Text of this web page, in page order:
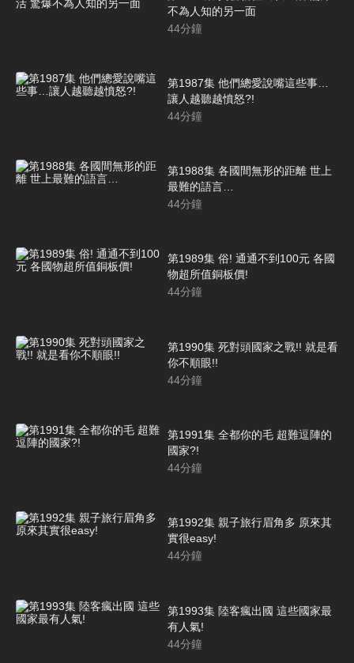
不為人知的另一面
44分鐘
第1987集 他們總愛說嘴這些事…
讓人越聽越憤怒?!
44分鐘
第1988集 各國間無形的距離 世上
最難的語言…
44分鐘
第1989集 俗! 通通不到100元 各國
物超所值銅板價!
44分鐘
第1990集 死對頭國家之戰!! 就是看
你不順眼!!
44分鐘
第1991集 全都你的毛 超難逗陣的
國家?!
44分鐘
第1992集 親子旅行眉角多 原來其
實很easy!
44分鐘
第1993集 陸客瘋出國 這些國家最
有人氣!
44分鐘